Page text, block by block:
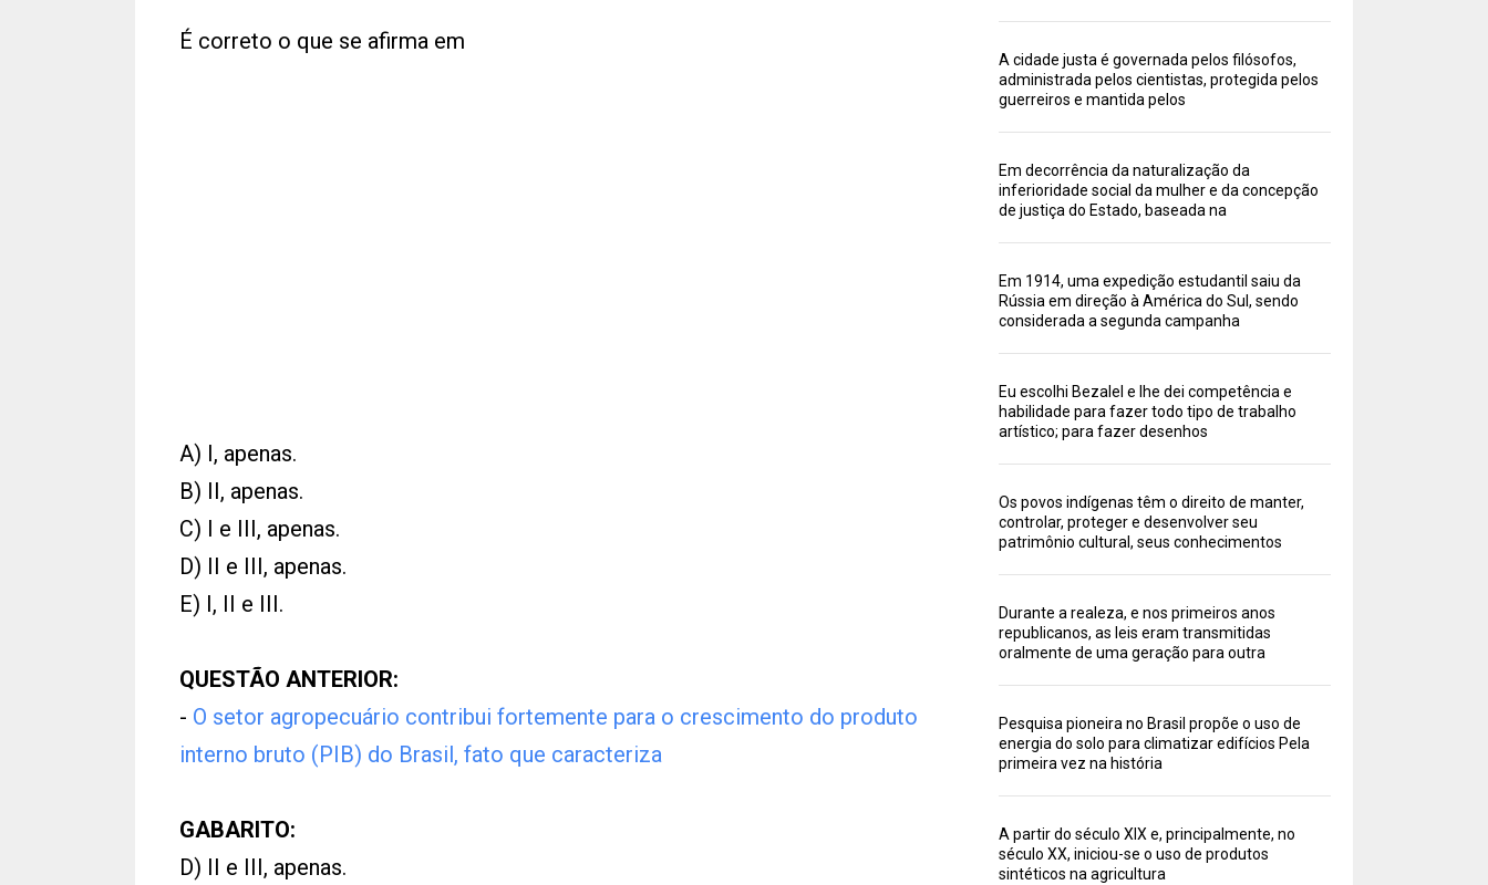
É correto o que se afirma em
A) I, apenas.
B) II, apenas.
C) I e III, apenas.
D) II e III, apenas.
E) I, II e III.
QUESTÃO ANTERIOR:
- O setor agropecuário contribui fortemente para o crescimento do produto
interno bruto (PIB) do Brasil, fato que caracteriza
GABARITO:
D) II e III, apenas.
A cidade justa é governada pelos filósofos,
administrada pelos cientistas, protegida pelos
guerreiros e mantida pelos
Em decorrência da naturalização da
inferioridade social da mulher e da concepção
de justiça do Estado, baseada na
Em 1914, uma expedição estudantil saiu da
Rússia em direção à América do Sul, sendo
considerada a segunda campanha
Eu escolhi Bezalel e lhe dei competência e
habilidade para fazer todo tipo de trabalho
artístico; para fazer desenhos
Os povos indígenas têm o direito de manter,
controlar, proteger e desenvolver seu
patrimônio cultural, seus conhecimentos
Durante a realeza, e nos primeiros anos
republicanos, as leis eram transmitidas
oralmente de uma geração para outra
Pesquisa pioneira no Brasil propõe o uso de
energia do solo para climatizar edifícios Pela
primeira vez na história
A partir do século XIX e, principalmente, no
século XX, iniciou-se o uso de produtos
sintéticos na agricultura